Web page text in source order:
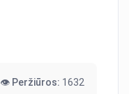
👁️ Peržiūros: 1632